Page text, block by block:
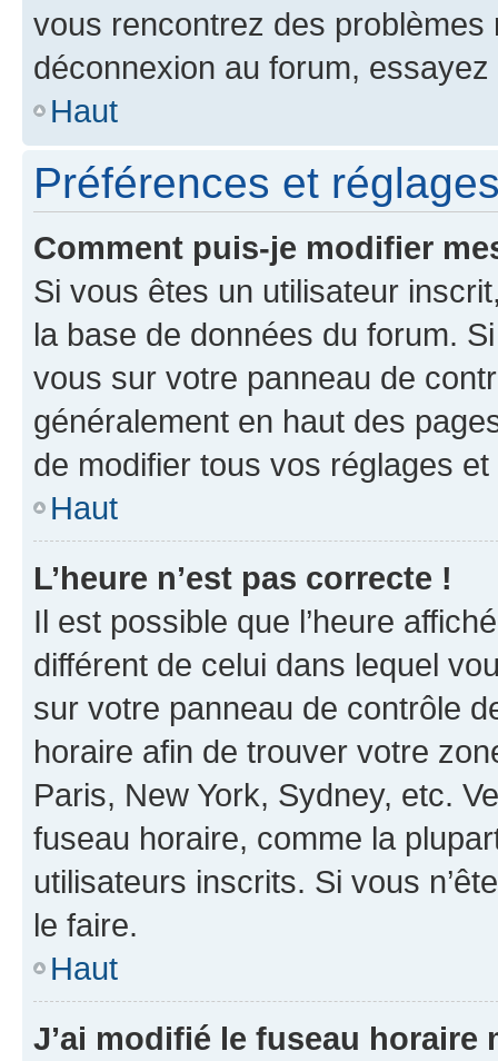
vous rencontrez des
déconnexion au forum,
Haut
Préférences et
Comment puis-je modifier
Si vous êtes un utilisateur
la base de données du forum.
vous sur votre panneau de
généralement en haut des
de modifier tous vos réglages
Haut
L’heure n’est pas correcte !
Il est possible que l’heure
différent de celui dans lequel
sur votre panneau de contrôle
horaire afin de trouver votre
Paris, New York, Sydney, etc.
fuseau horaire, comme la
utilisateurs inscrits. Si vous
le faire.
Haut
J’ai modifié le fuseau horaire